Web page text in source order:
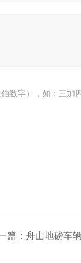
数字），如：三加
篇： 舟山地磅车辆